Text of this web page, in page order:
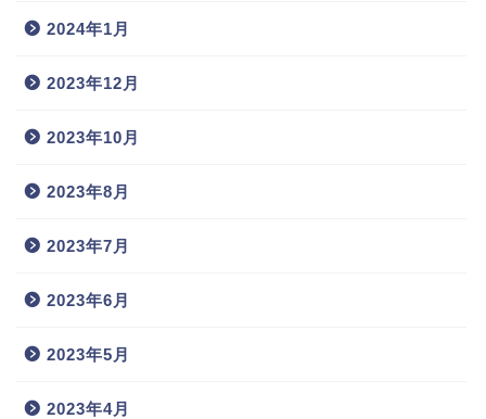
2024年1月
2023年12月
2023年10月
2023年8月
2023年7月
2023年6月
2023年5月
2023年4月